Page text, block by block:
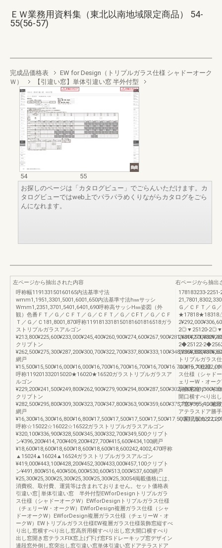
ＥＷ業務用資料集（東北以南地域限定商品） 54-
55(56-57)
完成品価格表
EW for Design（トリプルガラス仕様 シャドーオーク
Ｗ）
【引違い窓】単体引違い窓 半外付型
54
55
お探しのページは「カタログビュー」でごらんいただけます。カ
タログビューではweb上でパラパラめくりながらカタログをごら
んになれます。
左ページから抽出された内容
呼称幅119133150160165内法基準寸法
wmm1,1951,3301,5001,6001,650内法基準寸法h㎜サッシ
Wmm1,2351,3701,5401,6401,690呼称高サッシH㎜姿図（外
観）色番ＦＴ／Ｇ／ＣＦＴ／Ｇ／ＣＦＴ／Ｇ／ＣFＴ／Ｇ／ＣＦ
Ｔ／Ｇ／Ｃ181,8001,870呼称1191813318150181601816518ガラ
ストリプルガラスアルゴン
クリプトン
網戸
呼称119201332015020★16020★16520ガラストリプルガラスア
ルゴン
クリプトン
網戸
呼称☆15022☆16022☆16522ガラストリプルガラスアルゴン
¥320,100¥336,900¥328,500¥345,300¥332,700¥349,500クリプト
ン¥396,200¥414,700¥409,200¥427,700¥415,600¥434,100網戸
¥18,600¥18,600¥18,600¥18,600¥18,600¥18,600242,4002,470呼称
▲15024▲16024▲16524ガラストリプルガラスアルゴン
¥419,000¥443,100¥428,200¥452,300¥433,000¥457,100クリプト
ン¥491,800¥516,400¥506,000¥530,600¥513,000¥537,600網戸
¥25,300¥25,300¥25,300¥25,300¥25,300¥25,30054掲載価格には、
消費税、取付費、運賃等は含まれておりません。セット価格表
引違い窓│単体引違い窓 半外付型EWforDesignトリプルガラ
ス仕様（シャドーオークW）EWforDesignトリプルガラス仕様
（チェリーW・オークW）EWforDesign複層ガラス仕様（シャ
ドーオークW）EWforDesign複層ガラス仕様（チェリーW・オ
ークW）EWトリプルガラス仕様EW複層ガラス仕様装飾窓縦すべ
り出し窓横すべり出し窓高所用横すべり出し窓大開口横すべり
出し窓開き窓テラスFIX窓上げ下げ窓FSドレーキップ窓デザイン
連段窓外倒し窓突出し窓引違い窓単体引違い窓ドアテラスドア
右ページから抽出
178183233-2251-
Ｇ／ＣＦＴ／Ｇ
2◎▼25120-
2◆25122-
トリプルガラス
ルガラス仕様（
ス仕様（シャド
ェリーW・オー
装飾窓縦すべり
開口横すべり出
プ窓デザイン連
アテラスドア勝
り図旧版カタログ